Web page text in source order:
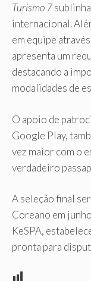
Turismo 7
internacional.
em equipe
apresenta um
destacando a
modalidades de
O apoio de
Google Play,
vez maior com o
verdadeiro
A seleção final
Coreano em
KeSPA,
pronta para